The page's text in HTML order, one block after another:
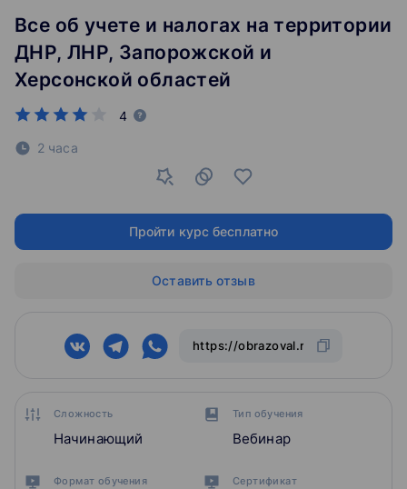
Сложность
Начинающий
Тип обучения
Вебинар
Формат обучения Сертификат
Все об учете и налогах на территории
ДНР, ЛНР, Запорожской и
Херсонской областей
4
2 часа
Пройти курс бесплатно
Оставить отзыв